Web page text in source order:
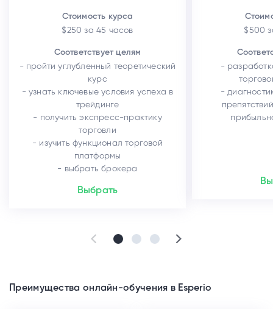
Стоимость курса
$250 за 45 часов
Соответствует целям
- пройти углубленный теоретический
курс
- узнать ключевые условия успеха в
трейдинге
- получить экспресс-практику
торговли
- изучить функционал торговой
платформы
- выбрать брокера
Выбрать
$500
-
-
Преимущества онлайн-обучения в Esperio